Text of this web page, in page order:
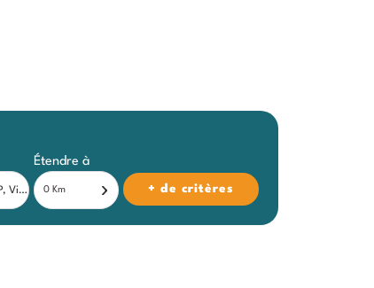
Étendre à
0 Km + de critères